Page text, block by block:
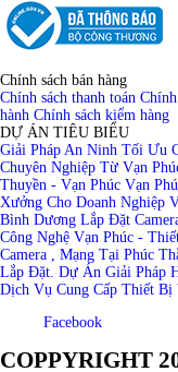
Chính sách bán hàng
Chính sách thanh toán
hành Chính sách kiểm hàng
DỰ ÁN TIÊU BIỂU
Giải Pháp An Ninh Tối Ưu
Chuyên Nghiệp Từ Vạn
Thuyền - Vạn Phúc Vạn
Xưởng Cho Doanh Nghiệp
Bình Dương Lắp Đặt
Công Nghệ Vạn Phúc -
Camera , Mạng Tại Phúc
Lắp Đặt. Dự Án Giải Pháp
Dịch Vụ Cung Cấp Thiết Bị
Facebook
COPPYRIGHT